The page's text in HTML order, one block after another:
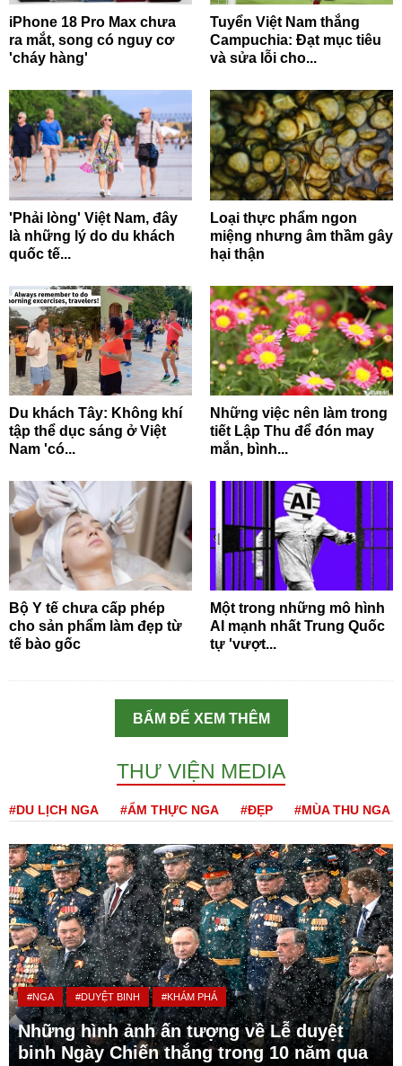
iPhone 18 Pro Max chưa
ra mắt, song có nguy cơ
'cháy hàng'
Tuyển Việt Nam thắng
Campuchia: Đạt mục tiêu
và sửa lỗi cho...
'Phải lòng' Việt Nam, đây
là những lý do du khách
quốc tế...
Loại thực phẩm ngon
miệng nhưng âm thầm gây
hại thận
Du khách Tây: Không khí
tập thể dục sáng ở Việt
Nam 'có...
Những việc nên làm trong
tiết Lập Thu để đón may
mắn, bình...
Bộ Y tế chưa cấp phép
cho sản phẩm làm đẹp từ
tế bào gốc
Một trong những mô hình
AI mạnh nhất Trung Quốc
tự 'vượt...
BẤM ĐỂ XEM THÊM
THƯ VIỆN MEDIA
#DU LỊCH NGA #ẨM THỰC NGA #ĐẸP #MÙA THU NGA
#NGA #DUYỆT BINH #KHÁM PHÁ
Những hình ảnh ấn tượng về Lễ duyệt
binh Ngày Chiến thắng trong 10 năm qua